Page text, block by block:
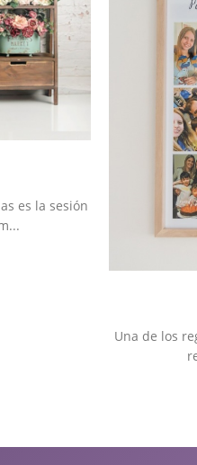
es la sesión
Una de los